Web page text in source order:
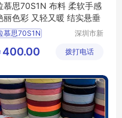
慕思70S1N 布料 柔软手感
丽色彩 又轻又暖 结实悬垂
慕思70S1N
LAMOUS70S1N布料批发
深圳市新
链有限公
400.00 拨打电话